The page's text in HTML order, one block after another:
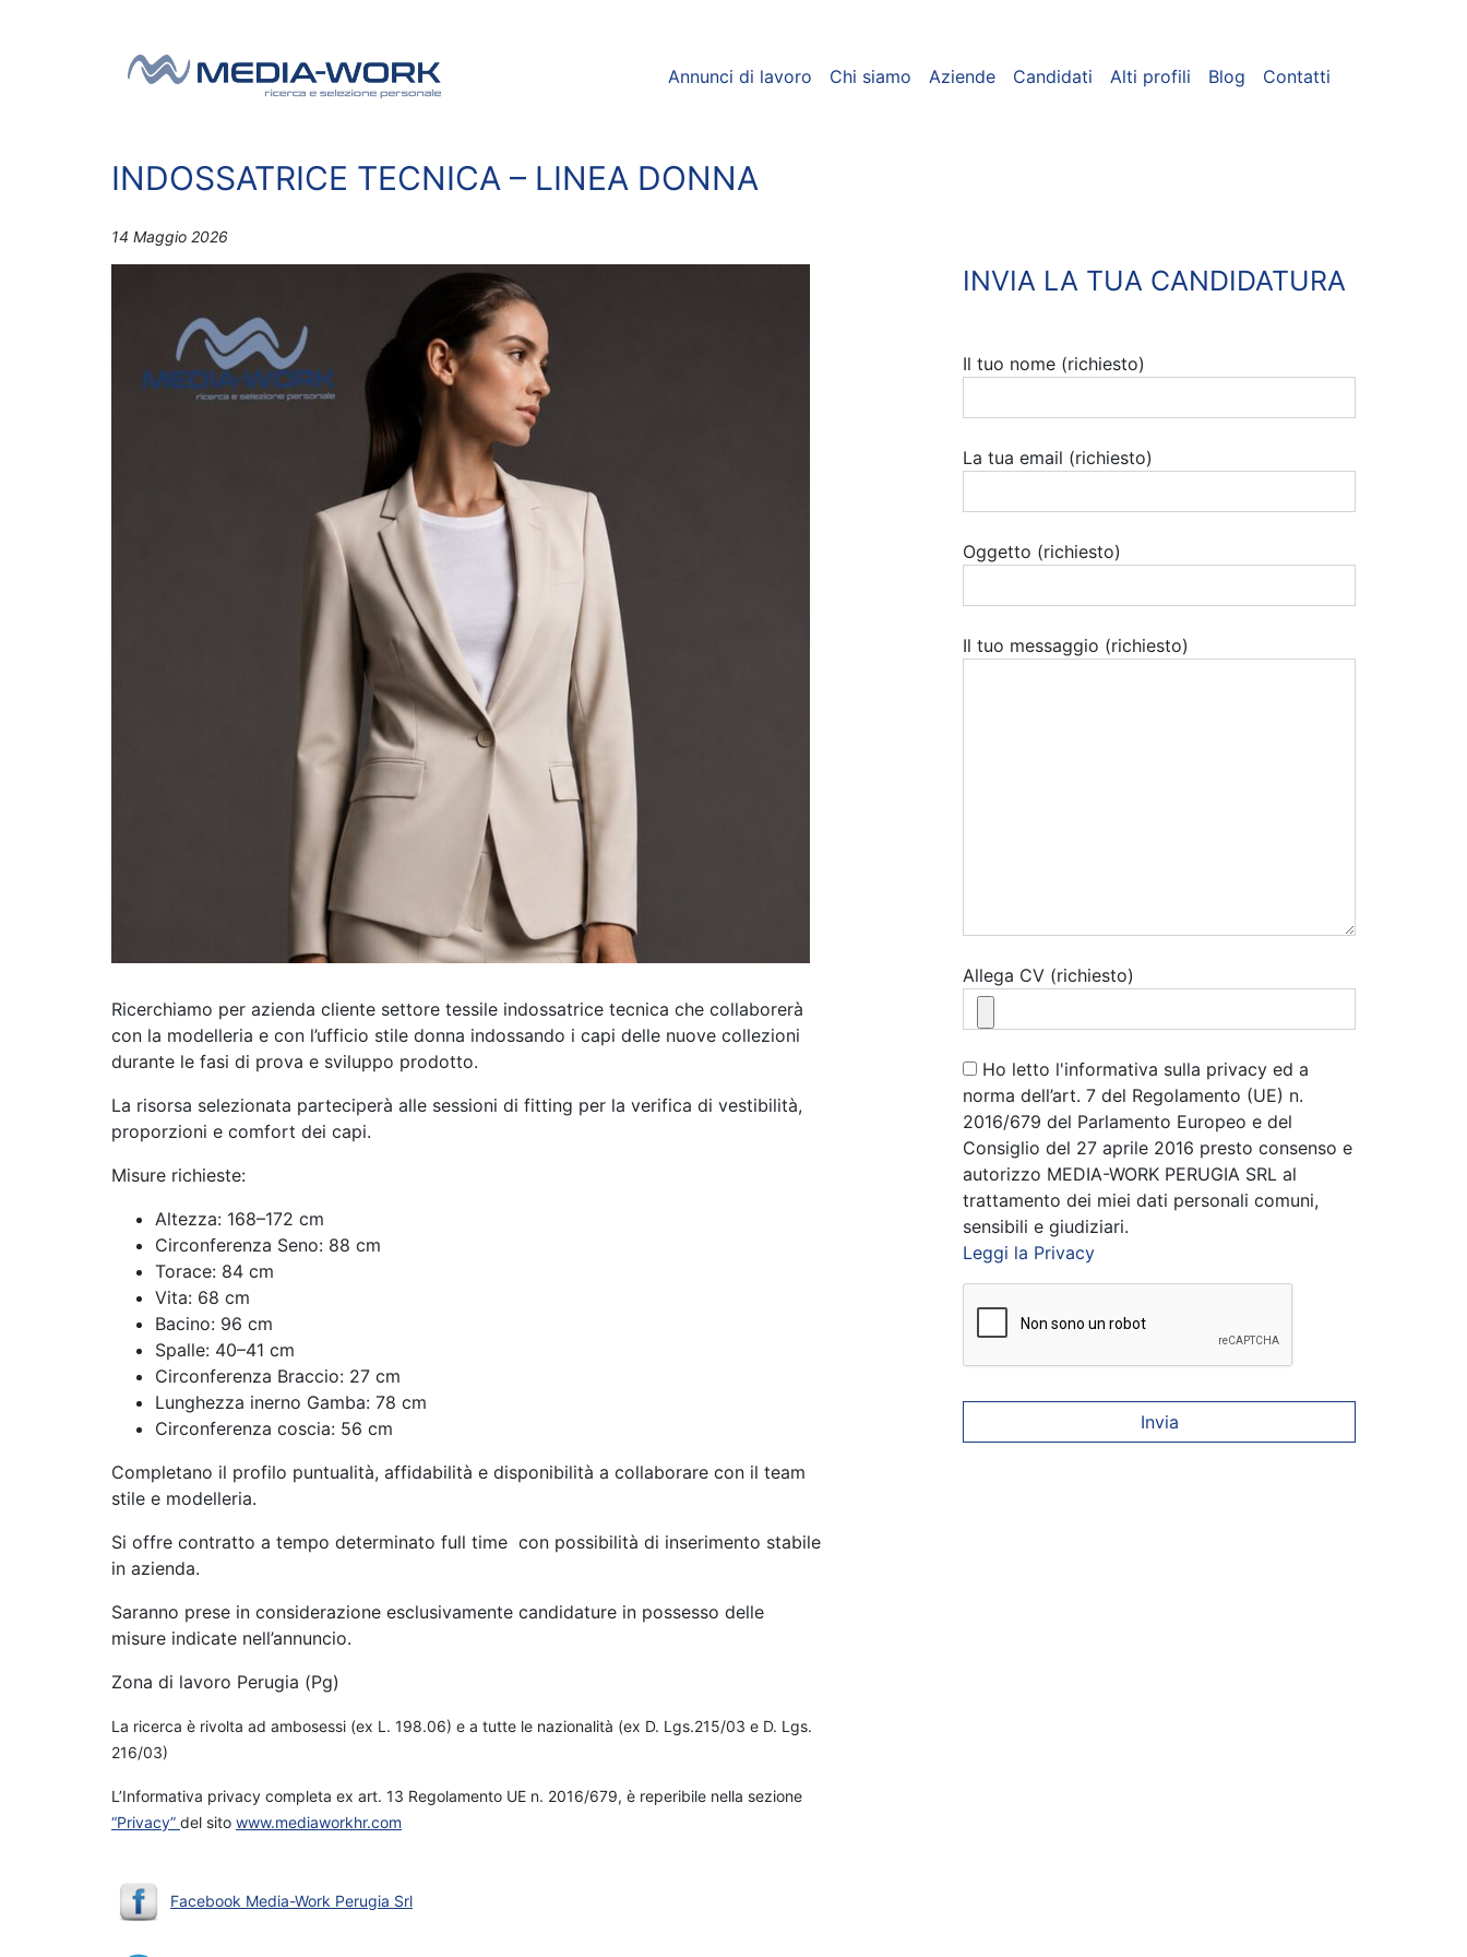
Navigazione principale Annunci di lavoro Chi siamo Aziende Candidati Alti profili Blog Contatti
INDOSSATRICE TECNICA – LINEA DONNA
14 Maggio 2026
Ricerchiamo per azienda cliente settore tessile indossatrice tecnica che collaborerà
con la modelleria e con l’ufficio stile donna indossando i capi delle nuove collezioni
durante le fasi di prova e sviluppo prodotto.
La risorsa selezionata parteciperà alle sessioni di fitting per la verifica di vestibilità,
proporzioni e comfort dei capi.
Misure richieste:
Altezza: 168–172 cm
Circonferenza Seno: 88 cm
Torace: 84 cm
Vita: 68 cm
Bacino: 96 cm
Spalle: 40–41 cm
Circonferenza Braccio: 27 cm
Lunghezza inerno Gamba: 78 cm
Circonferenza coscia: 56 cm
Completano il profilo puntualità, affidabilità e disponibilità a collaborare con il team
stile e modelleria.
Si offre contratto a tempo determinato full time con possibilità di inserimento stabile
in azienda.
Saranno prese in considerazione esclusivamente candidature in possesso delle
misure indicate nell’annuncio.
Zona di lavoro Perugia (Pg)
La ricerca è rivolta ad ambosessi (ex L. 198.06) e a tutte le nazionalità (ex D. Lgs.215/03 e D. Lgs.
216/03)
L’Informativa privacy completa ex art. 13 Regolamento UE n. 2016/679, è reperibile nella sezione
“Privacy” del sito www.mediaworkhr.com
Facebook Media-Work Perugia Srl
INVIA LA TUA CANDIDATURA
Il tuo nome (richiesto)
La tua email (richiesto)
Oggetto (richiesto)
Il tuo messaggio (richiesto)
Allega CV (richiesto)
Ho letto l'informativa sulla privacy ed a
norma dell’art. 7 del Regolamento (UE) n.
2016/679 del Parlamento Europeo e del
Consiglio del 27 aprile 2016 presto consenso e
autorizzo MEDIA-WORK PERUGIA SRL al
trattamento dei miei dati personali comuni,
sensibili e giudiziari.
Leggi la Privacy